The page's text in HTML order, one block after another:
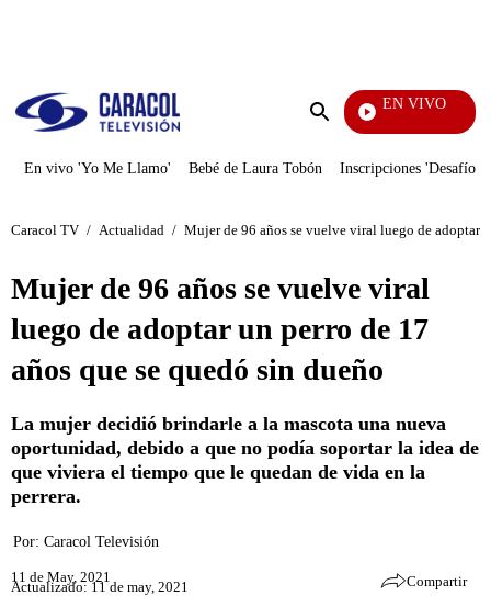
Enviar
EN VIVO
Pura Diversión
En vivo 'Yo Me Llamo' Bebé de Laura Tobón Inscripciones 'Desafío'
Caracol TV / Actualidad / Mujer de 96 años se vuelve viral luego de adoptar
Mujer de 96 años se vuelve viral
luego de adoptar un perro de 17
años que se quedó sin dueño
La mujer decidió brindarle a la mascota una nueva
oportunidad, debido a que no podía soportar la idea de
que viviera el tiempo que le quedan de vida en la
perrera.
Por: Caracol Televisión
11 de May, 2021
Actualizado: 11 de may, 2021 Compartir